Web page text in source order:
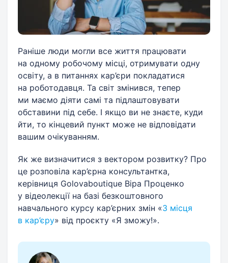
Раніше люди могли все життя працювати
на одному робочому місці, отримувати одну
освіту, а в питаннях кар’єри покладатися
на роботодавця. Та світ змінився, тепер
ми маємо діяти самі та підлаштовувати
обставини під себе. І якщо ви не знаєте, куди
йти, то кінцевий пункт може не відповідати
вашим очікуванням.
Як же визначитися з вектором розвитку? Про
це розповіла кар’єрна консультантка,
керівниця Golovaboutique Віра Проценко
у відеолекції на базі безкоштовного
навчального курсу кар’єрних змін «З місця
в кар’єру» від проєкту «Я зможу!».